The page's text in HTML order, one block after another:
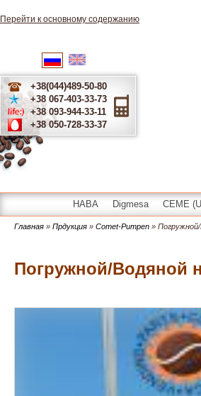
Перейти к основному содержанию
Русский
+38(044)489-50-80
+38 067-403-33-73
+38 093-944-33-11
+38 050-728-33-37
HABA Digmesa CEME
Главная » Прдукция » Comet-Pumpen »
Погружной/Водяной